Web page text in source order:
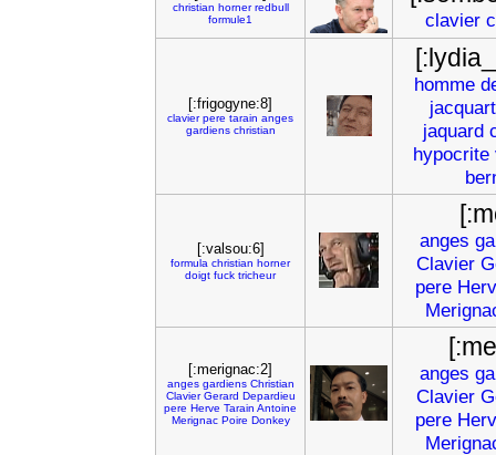
christian horner redbull
formule1
clavier
[:frigogyne:8]
clavier pere tarain anges
gardiens christian
homme
jacquart
jaquard
hypocrite
[:valsou:6]
formula christian horner
doigt fuck tricheur
anges
Clavier
pere
[:merignac:2]
anges gardiens Christian
Clavier Gerard Depardieu
pere Herve Tarain Antoine
Merignac Poire Donkey
anges
Clavier
pere